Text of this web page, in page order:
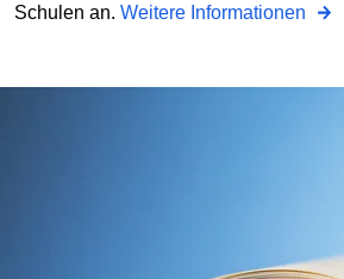
Schulen an. Weitere Informationen